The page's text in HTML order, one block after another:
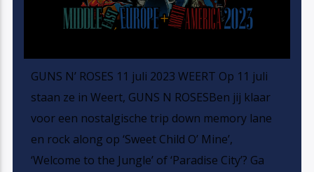
GUNS N’ ROSES 11 juli 2023 WEERT Op 11 juli
staan ze in Weert, GUNS N ROSESBen jij klaar
voor een nostalgische trip down memory lane
en rock along op ‘Sweet Child O’ Mine’,
‘Welcome to the Jungle’ of ‘Paradise City’? Ga